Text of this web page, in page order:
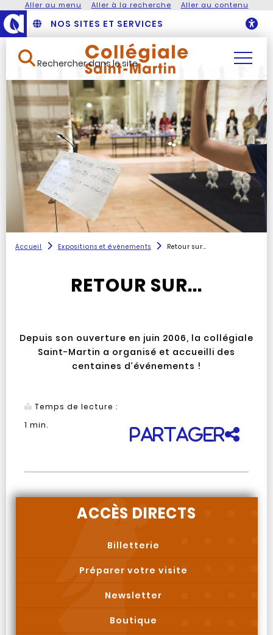
Aller au menu Aller à la recherche Aller au contenu
NOS SITES ET SERVICES
Rechercher dans le site
Accueil Expositions et évènements Retour sur...
RETOUR SUR...
Depuis son ouverture en juin 2006, la collégiale
Saint-Martin a organisé et accueilli des
centaines d’événements !
Temps de lecture :
1 min.
Partager
ACCÈS DIRECTS
Billetterie
Préparer votre visite
Newsletter
Boutique